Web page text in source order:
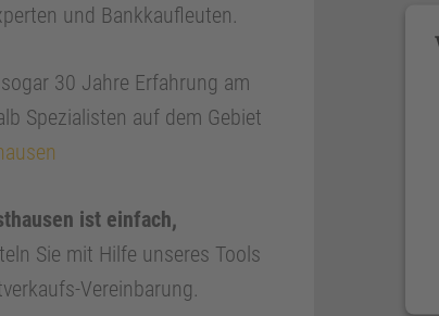
und Bankkaufleuten.
30 Jahre Erfahrung am
Spezialisten auf dem Gebiet
ist einfach,
Sie mit Hilfe unseres Tools
Vereinbarung.